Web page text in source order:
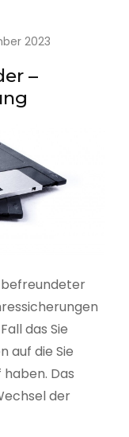
2023
–
das Sie
auf die Sie
Das
der